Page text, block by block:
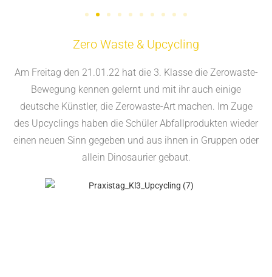
Zero Waste & Upcycling
Am Freitag den 21.01.22 hat die 3. Klasse die Zerowaste-
Bewegung kennen gelernt und mit ihr auch einige
deutsche Künstler, die Zerowaste-Art machen. Im Zuge
des Upcyclings haben die Schüler Abfallprodukten wieder
einen neuen Sinn gegeben und aus ihnen in Gruppen oder
allein Dinosaurier gebaut.